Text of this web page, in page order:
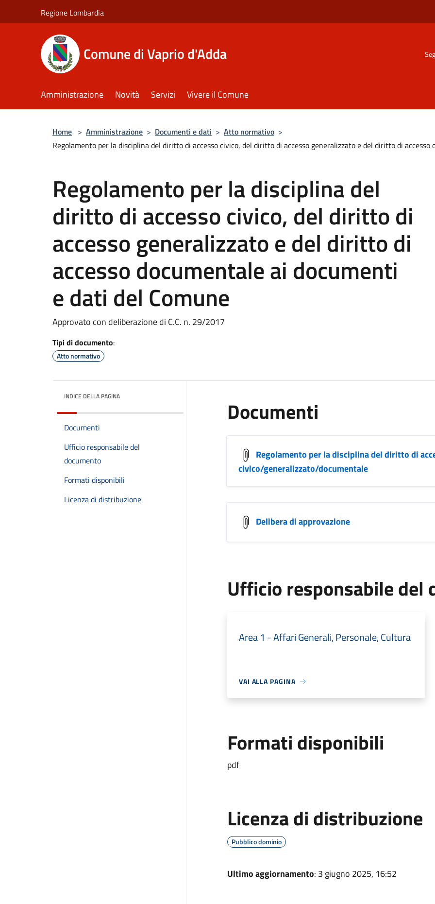
Regione Lombardia
Comune di Vaprio d'Adda
Amministrazione Novità Servizi Vivere il Comune
Home > Amministrazione > Documenti e dati > Atto normativo >
Regolamento per la disciplina del diritto di accesso civico, del diritto di accesso generalizzato e del diritto di
Regolamento per la disciplina del
diritto di accesso civico, del diritto di
accesso generalizzato e del diritto di
accesso documentale ai documenti
e dati del Comune
Approvato con deliberazione di C.C. n. 29/2017
Tipi di documento:
Atto normativo
INDICE DELLA PAGINA
Documenti
Ufficio responsabile del
documento
Formati disponibili
Licenza di distribuzione
Documenti
Regolamento per la disciplina del diritto di
civico/generalizzato/documentale
Delibera di approvazione
Ufficio responsabile del
Area 1 - Affari Generali, Personale, Cultura
VAI ALLA PAGINA
Formati disponibili
pdf
Licenza di distribuzione
Pubblico dominio
Ultimo aggiornamento: 3 giugno 2025, 16:52